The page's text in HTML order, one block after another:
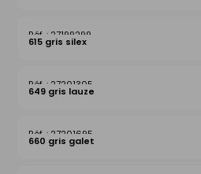
27199299
615 gris silex
27201305
649 gris lauze
27201695
660 gris galet